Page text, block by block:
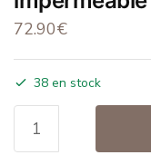
72.90€
38 en stock